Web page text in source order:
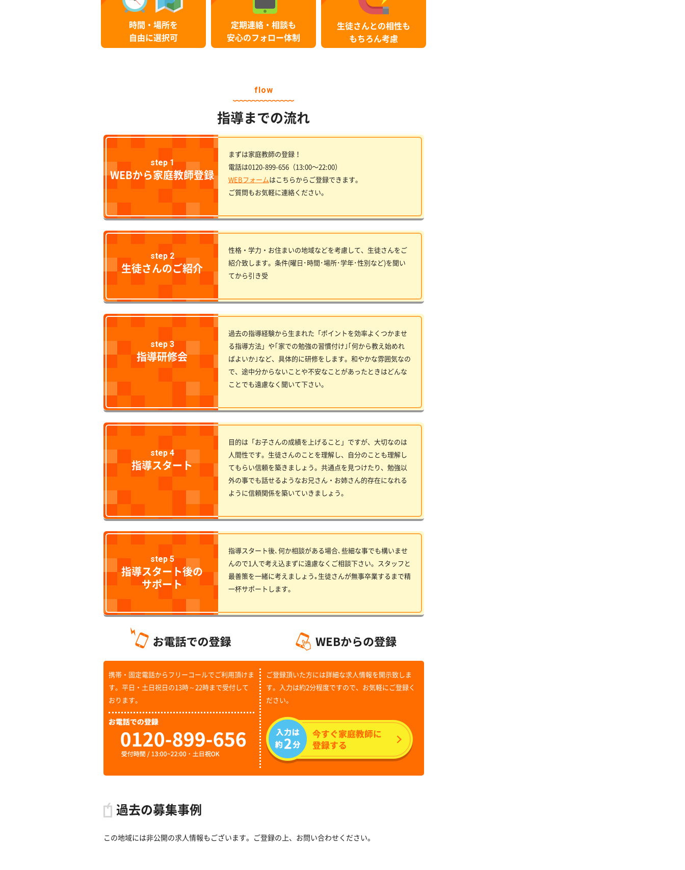
時間・場所を
自由に選択可
定期連絡・相談も
安心のフォロー体制
生徒さんとの相性も
もちろん考慮
flow
指導までの流れ
step 1
WEBから家庭教師登録
まずは家庭教師の登録！
電話は0120-899-656（13:00〜22:00）
WEBフォームはこちらからご登録できます。
ご質問もお気軽に連絡ください。
step 2
生徒さんのご紹介
性格・学力・お住まいの地域などを考慮して、生徒さんをご
紹介致します。条件(曜日･時間･場所･学年･性別など)を聞い
てから引き受
step 3
指導研修会
過去の指導経験から生まれた「ポイントを効率よくつかませ
る指導方法」や｢家での勉強の習慣付け｣｢何から教え始めれ
ばよいか｣など、具体的に研修をします。和やかな雰囲気なの
で、途中分からないことや不安なことがあったときはどんな
ことでも遠慮なく聞いて下さい。
step 4
指導スタート
目的は「お子さんの成績を上げること」ですが、大切なのは
人間性です。生徒さんのことを理解し、自分のことも理解し
てもらい信頼を築きましょう。共通点を見つけたり、勉強以
外の事でも話せるようなお兄さん・お姉さん的存在になれる
ように信頼関係を築いていきましょう。
step 5
指導スタート後の
サポート
指導スタート後､何か相談がある場合､些細な事でも構いませ
んので1人で考え込まずに遠慮なくご相談下さい。スタッフと
最善策を一緒に考えましょう｡生徒さんが無事卒業するまで精
一杯サポートします。
携帯・固定電話からフリーコールでご利用頂けま
す。平日・土日祝日の13時～22時まで受付して
おります。
ご登録頂いた方には詳細な求人情報を開示致しま
す。入力は約2分程度ですので、お気軽にご登録く
ださい。
過去の募集事例
この地域には非公開の求人情報もございます。ご登録の上、お問い合わせください。